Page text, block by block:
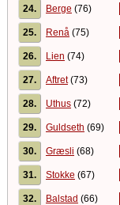
24. Berge (76)
25. Renå (75)
26. Lien (74)
27. Aftret(73)
28. Uthus (72)
29. Guldseth (69)
30. Græsli (68)
31. Stokke (67)
32. Balstad (66)